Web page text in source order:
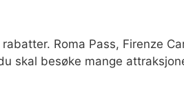
Roma Pass, Firenze
skal besøke mange